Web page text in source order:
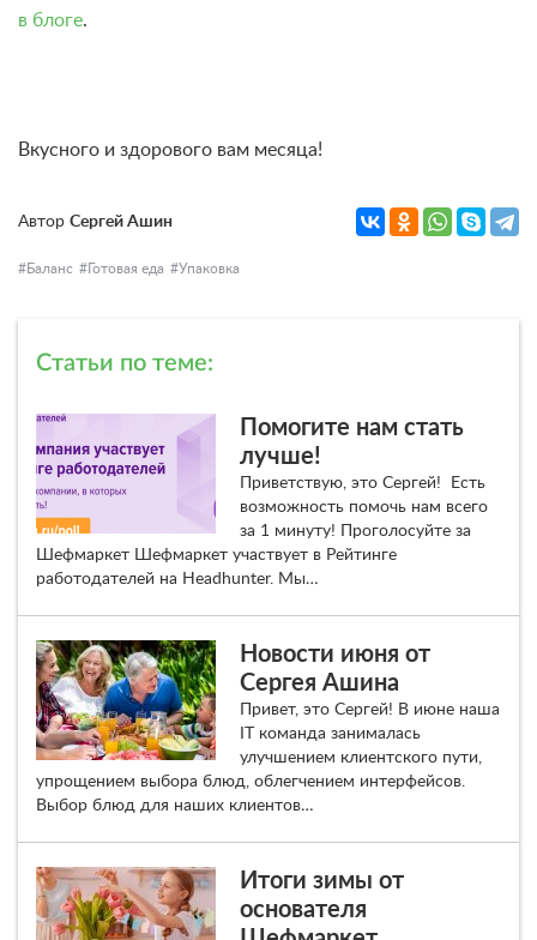
в блоге.
Вкусного и здорового вам месяца!
Автор Сергей Ашин
Баланс Готовая еда Упаковка
Статьи по теме:
Помогите нам стать
лучше!
Приветствую, это Сергей! Есть
возможность помочь нам всего
за 1 минуту! Проголосуйте за
Шефмаркет Шефмаркет участвует в Рейтинге
работодателей на Headhunter. Мы…
Новости июня от
Сергея Ашина
Привет, это Сергей! В июне наша
IT команда занималась
улучшением клиентского пути,
упрощением выбора блюд, облегчением интерфейсов.
Выбор блюд для наших клиентов…
Итоги зимы от
основателя